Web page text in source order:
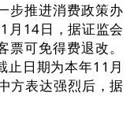
推进消费政策办
月14日，据证监会
可免得费退改。
止日期为本年11月
方表达强烈后，据